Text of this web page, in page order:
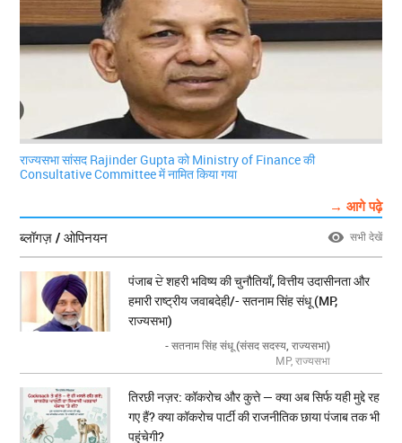
राज्यसभा सांसद Rajinder Gupta को Ministry of Finance की
Consultative Committee में नामित किया गया
→ आगे पढ़े
ब्लॉगज़ / ओपिनयन
सभी देखें
पंजाब ਦੇ शहरी भविष्य की चुनौतियाँ, वित्तीय उदासीनता और
हमारी राष्ट्रीय जवाबदेही/- सतनाम सिंह संधू (MP,
राज्यसभा)
- सतनाम सिंह संधू (संसद सदस्य, राज्यसभा)
MP, राज्यसभा
तिरछी नज़र: कॉकरोच और कुत्ते — क्या अब सिर्फ यही मुद्दे रह
गए हैं? क्या कॉकरोच पार्टी की राजनीतिक छाया पंजाब तक भी
पहुंचेगी?